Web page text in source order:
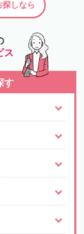
ス
しなら
す